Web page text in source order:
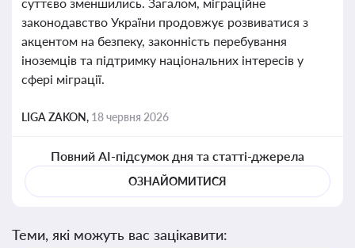
законодавство України продовжує розвиватися з
акцентом на безпеку, законність перебування
іноземців та підтримку національних інтересів у
сфері міграції.
LIGA ZAKON, 18 червня 2026
Повний AI-підсумок дня та статті-джерела
ОЗНАЙОМИТИСЯ
Теми, які можуть вас зацікавити: